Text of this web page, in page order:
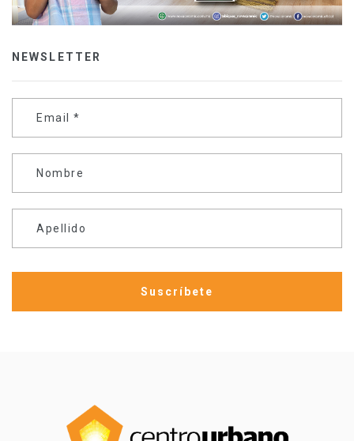
NEWSLETTER
Email *
Nombre
Apellido